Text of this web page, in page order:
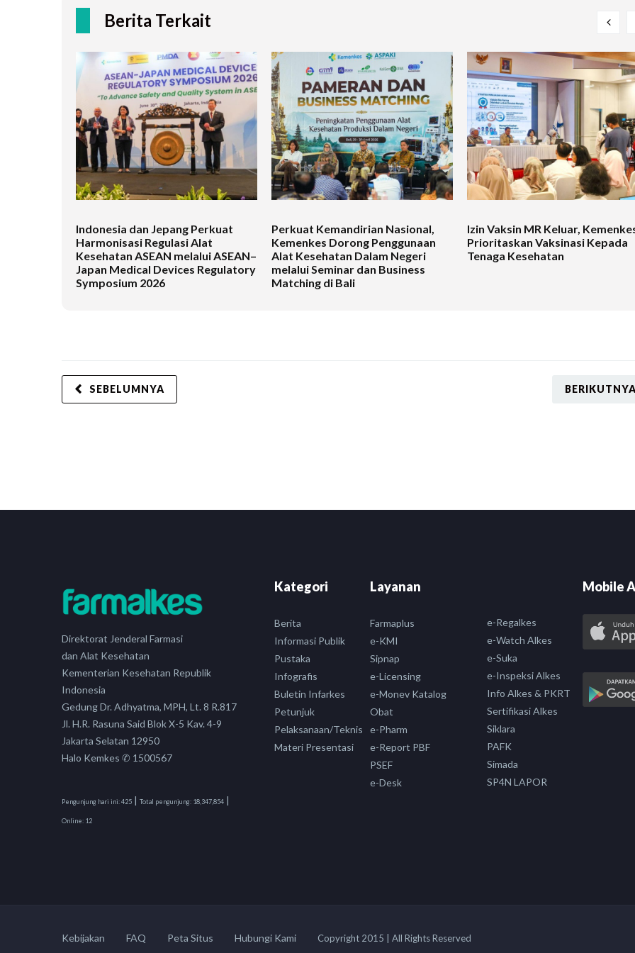
Berita Terkait
Indonesia dan Jepang Perkuat
Harmonisasi Regulasi Alat
Kesehatan ASEAN melalui ASEAN–
Japan Medical Devices Regulatory
Symposium 2026
Perkuat Kemandirian Nasional,
Kemenkes Dorong Penggunaan
Alat Kesehatan Dalam Negeri
melalui Seminar dan Business
Matching di Bali
Izin Vaksin MR Keluar,
Prioritaskan Vaksinasi Kepada
Tenaga Kesehatan
BERIKUTNYA
SEBELUMNYA
Direktorat Jenderal Farmasi
dan Alat Kesehatan
Kementerian Kesehatan Republik
Indonesia
Gedung Dr. Adhyatma, MPH, Lt. 8 R.817
Jl. H.R. Rasuna Said Blok X-5 Kav. 4-9
Jakarta Selatan 12950
Halo Kemkes ✆ 1500567
Pengunjung hari ini:425 | Total pengunjung: 18,347,854 |
Online: 12
Kategori
Berita
Informasi Publik
Pustaka
Infografis
Buletin Infarkes
Petunjuk
Pelaksanaan/Teknis
Materi Presentasi
Layanan
Farmaplus
e-KMI
Sipnap
e-Licensing
e-Monev Katalog
Obat
e-Pharm
e-Report PBF
PSEF
e-Desk
e-Regalkes
e-Watch Alkes
e-Suka
e-Inspeksi Alkes
Info Alkes & PKRT
Sertifikasi Alkes
Siklara
PAFK
Simada
SP4N LAPOR
Mobile
Kebijakan FAQ Peta Situs Hubungi Kami Copyright 2015 | All Rights Reserved